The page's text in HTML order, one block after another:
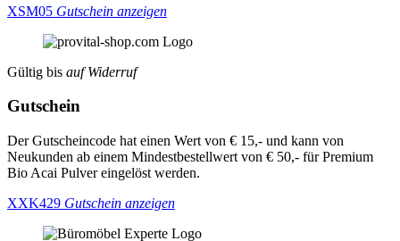
XSM05 Gutschein anzeigen
Gültig bis auf Widerruf
Gutschein
Der Gutscheincode hat einen Wert von € 15,- und kann von
Neukunden ab einem Mindestbestellwert von € 50,- für Premium
Bio Acai Pulver eingelöst werden.
XXK429 Gutschein anzeigen